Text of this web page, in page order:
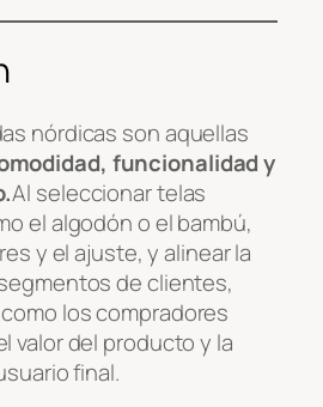
nórdicas son aquellas
funcionalidad y
Al seleccionar telas
el algodón o el bambú,
y el ajuste, y alinear la
de clientes,
los compradores
valor del producto y la
final.